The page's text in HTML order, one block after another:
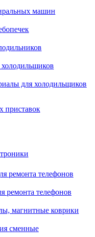
машин
для холодильщиков
приставок
ремонта телефонов
ремонта телефонов
магнитные коврики
сменные